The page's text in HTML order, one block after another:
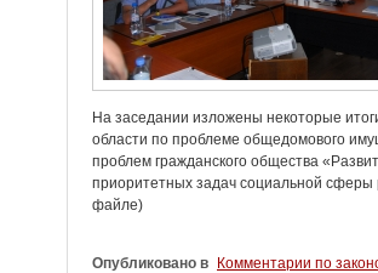
На заседании изложены некоторые
области по проблеме общедомового
проблем гражданского общества
приоритетных задач социальной
файле)
Опубликовано в Комментарии по